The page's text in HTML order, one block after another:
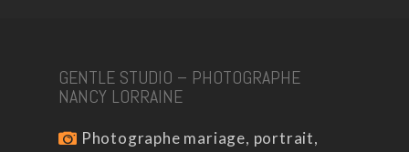
GENTLE STUDIO – PHOTOGRAPHE
NANCY LORRAINE
Photographe mariage, portrait,